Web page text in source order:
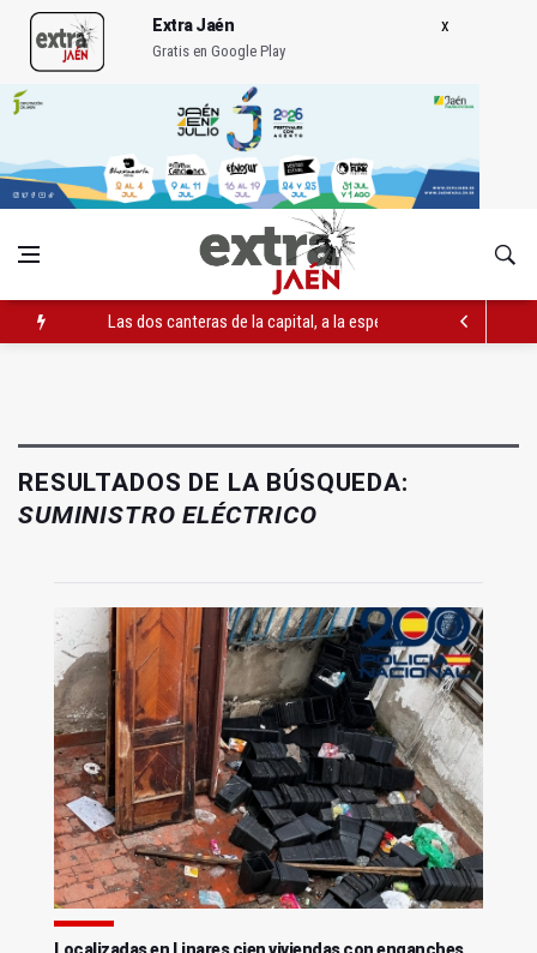
Extra Jaén
Gratis en Google Play
Las dos canteras de la capital, a la espera de que se restaure
La Guardia Civil reforzará la seguridad el 12 de agosto por el
RESULTADOS DE LA BÚSQUEDA:
SUMINISTRO ELÉCTRICO
Localizadas en Linares cien viviendas con enganches